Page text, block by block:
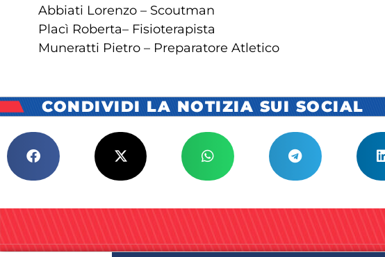
Abbiati Lorenzo – Scoutman
Placì Roberta– Fisioterapista
Muneratti Pietro – Preparatore Atletico
CONDIVIDI LA NOTIZIA SUI SOCIAL